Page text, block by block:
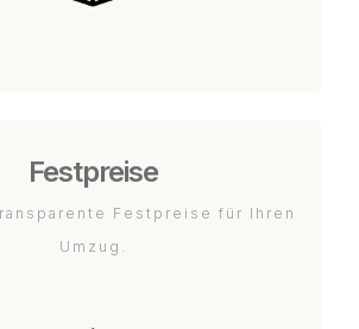
Festpreise
Festpreise für Ihren
Umzug.